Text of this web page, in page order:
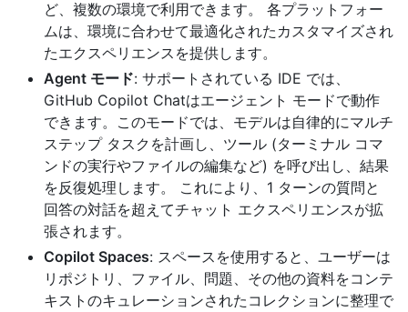
ど、複数の環境で利用できます。 各プラットフォー
ムは、環境に合わせて最適化されたカスタマイズされ
たエクスペリエンスを提供します。
Agent モード: サポートされている IDE では、
GitHub Copilot Chatはエージェント モードで動作
できます。このモードでは、モデルは自律的にマルチ
ステップ タスクを計画し、ツール (ターミナル コマ
ンドの実行やファイルの編集など) を呼び出し、結果
を反復処理します。 これにより、1 ターンの質問と
回答の対話を超えてチャット エクスペリエンスが拡
張されます。
Copilot Spaces: スペースを使用すると、ユーザーは
リポジトリ、ファイル、問題、その他の資料をコンテ
キストのキュレーションされたコレクションに整理で